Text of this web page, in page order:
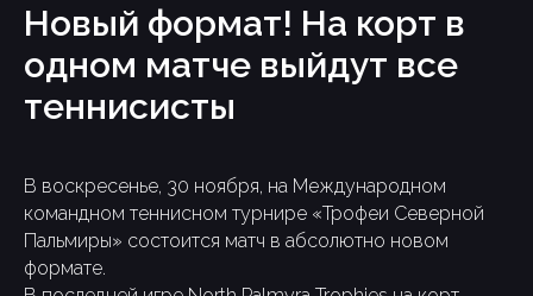
Новый формат! На корт в
одном матче выйдут все
теннисисты
В воскресенье, 30 ноября, на Международном
командном теннисном турнире «Трофеи Северной
Пальмиры» состоится матч в абсолютно новом
формате.